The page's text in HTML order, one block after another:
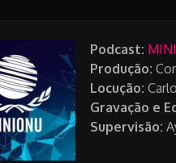
Podcast:
Produção:
Locução:
Gravação e
Supervisão: